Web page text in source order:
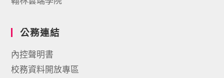
公務連結
內控聲明書
校務資料開放專區